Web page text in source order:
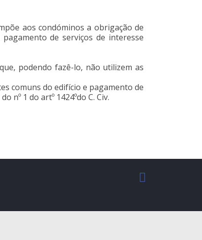
aos condóminos a obrigação de
de serviços de interesse
podendo fazê-lo, não utilizem as
comuns do edifício e pagamento de
1 do artº 1424ºdo C. Civ.